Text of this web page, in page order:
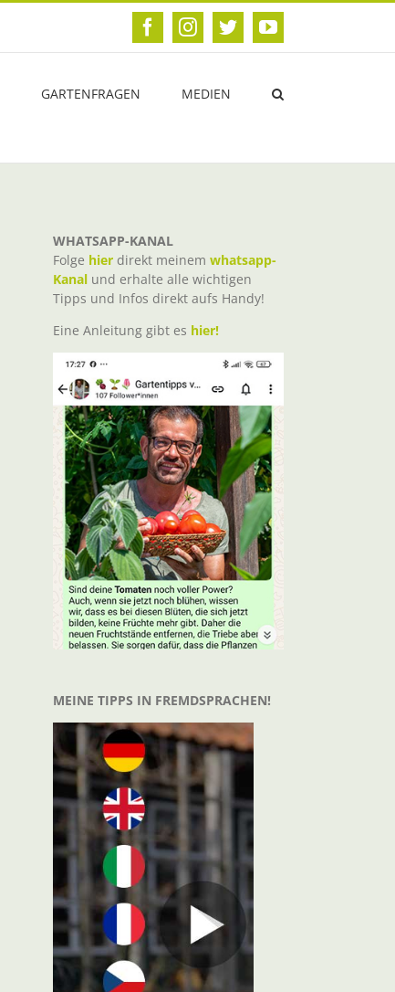
FacebookInstagram
TwitterYouTube
GARTENFRAGEN MEDIEN
WHATSAPP-KANAL
Folge hier direkt meinem whatsapp-
Kanal und erhalte alle wichtigen
Tipps und Infos direkt aufs Handy!
Eine Anleitung gibt es hier!
MEINE TIPPS IN FREMDSPRACHEN!